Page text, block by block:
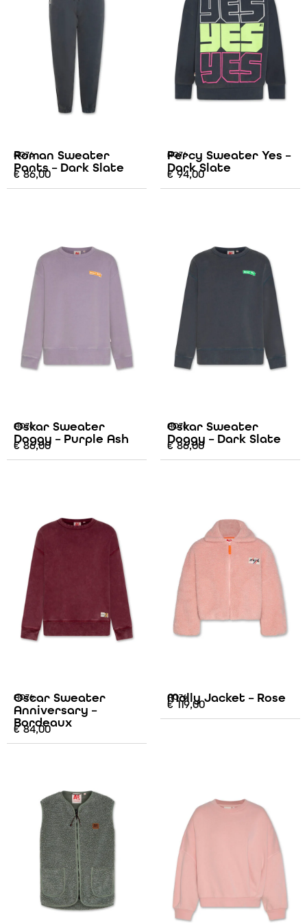
AO76
Roman Sweater
Pants – Dark Slate
€86,00
AO76
Percy Sweater Yes –
Dark Slate
€94,00
AO76
Oskar Sweater
Doggy – Purple Ash
€86,00
AO76
Oskar Sweater
Doggy – Dark Slate
€86,00
AO76
Oscar Sweater
Anniversary –
Bordeaux
€84,00
AO76
Molly Jacket – Rose
€119,00